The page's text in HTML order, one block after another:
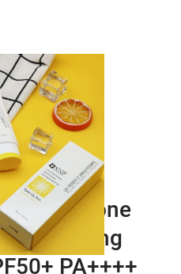
Nâng Tone
Brightening
PA++++